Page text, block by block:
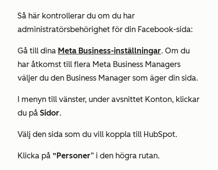
Så här kontrollerar du om du har
administratörsbehörighet för din Facebook-sida:
Gå till dina Meta Business-inställningar. Om du
har åtkomst till flera Meta Business Managers
väljer du den Business Manager som äger din sida.
I menyn till vänster, under avsnittet Konton, klickar
du på Sidor.
Välj den sida som du vill koppla till HubSpot.
Klicka på ”Personer” i den högra rutan.